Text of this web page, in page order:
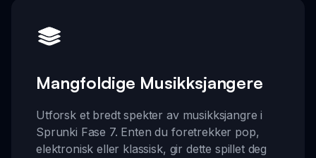
Mangfoldige Musikksjangere
Utforsk et bredt spekter av musikksjangre i
Sprunki Fase 7. Enten du foretrekker pop,
elektronisk eller klassisk, gir dette spillet deg